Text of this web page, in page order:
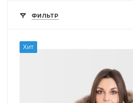
ФИЛЬТР
Хит